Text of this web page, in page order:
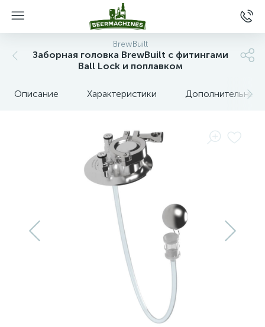
BrewBuilt
Заборная головка BrewBuilt с фитингами
Ball Lock и поплавком
Описание Характеристики Дополнительные